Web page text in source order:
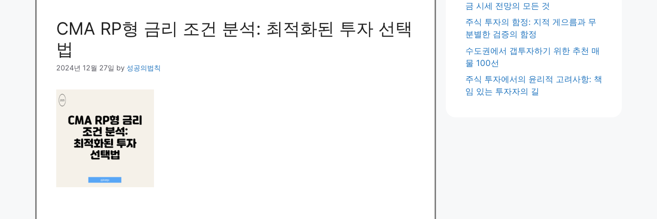
CMA RP형 금리 조건 분석: 최적화된 투자 선택
법
2024년 12월 27일 by 성공의법칙
금 시세 전망의 모든 것
주식 투자의 함정: 지적 게으름과 무
분별한 검증의 함정
수도권에서 갭투자하기 위한 추천 매
물 100선
주식 투자에서의 윤리적 고려사항: 책
임 있는 투자자의 길